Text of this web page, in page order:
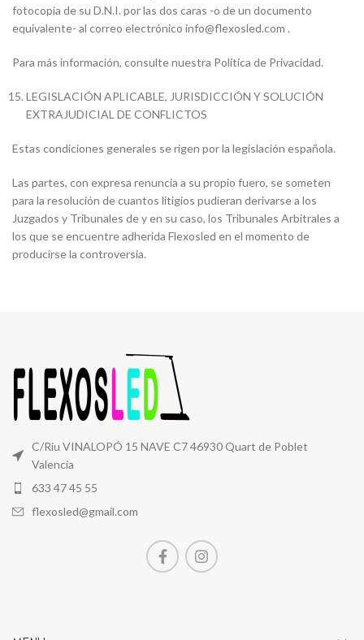
fotocopia de su D.N.I. por las dos caras -o de un documento
equivalente- al correo electrónico info@flexosled.com .
Para más información, consulte nuestra Política de Privacidad.
LEGISLACIÓN APLICABLE, JURISDICCIÓN Y SOLUCIÓN
EXTRAJUDICIAL DE CONFLICTOS
Estas condiciones generales se rigen por la legislación española.
Las partes, con expresa renuncia a su propio fuero, se someten
para la resolución de cuantos litigios pudieran derivarse a los
Juzgados y Tribunales de y en su caso, los Tribunales Arbitrales a
los que se encuentre adherida Flexosled en el momento de
producirse la controversia.
C/Riu VINALOPÓ 15 NAVE C7 46930 Quart de Poblet
Valencia
633 47 45 55
flexosled@gmail.com